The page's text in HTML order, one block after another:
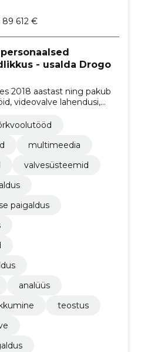
89 612 €
- usalda Drogo
2018 aastast ning pakub
videovalve lahendusi,
paigaldust ning
leiad paindliku ja
multimeedia
valvesüsteemid
paigaldus
analüüs
teostus